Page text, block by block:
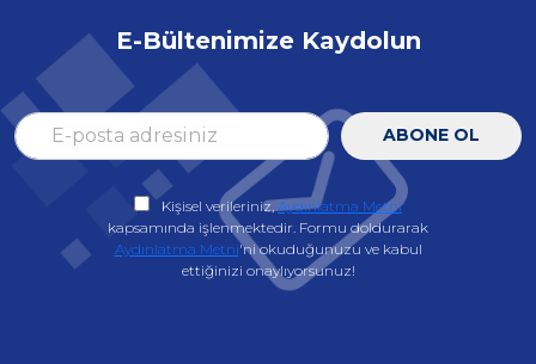
E-Bültenimize Kaydolun
ABONE OL
Kişisel verileriniz,Aydınlatma Metni
kapsamında işlenmektedir. Formu doldurarak
Aydınlatma Metni'ni okuduğunuzu ve kabul
ettiğinizi onaylıyorsunuz!